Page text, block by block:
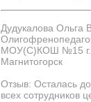
Дудукалова Ольга
МОУ(С)КОШ №15 г.
Магнитогорск
Отзыв: Осталась
всех сотрудников